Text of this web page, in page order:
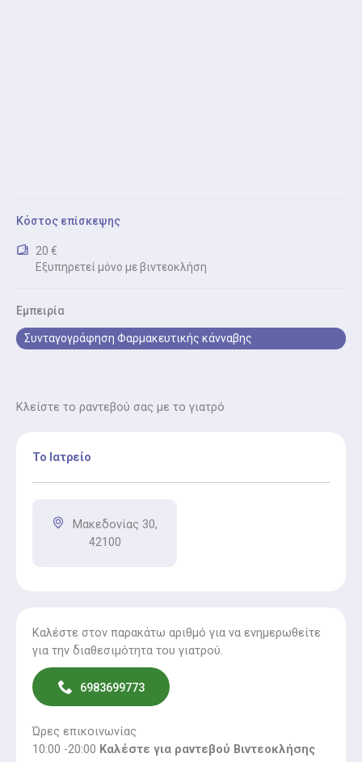
Κόστος επίσκεψης
20 €
Εξυπηρετεί μόνο με βιντεοκλήση
Εμπειρία
Συνταγογράφηση Φαρμακευτικής κάνναβης
Κλείστε το ραντεβού σας με το γιατρό
Το Ιατρείο
Μακεδονίας 30,
42100
Καλέστε στον παρακάτω αριθμό για να ενημερωθείτε
για την διαθεσιμότητα του γιατρού.
6983699773
Ώρες επικοινωνίας
10:00 -20:00 Καλέστε για ραντεβού Βιντεοκλήσης